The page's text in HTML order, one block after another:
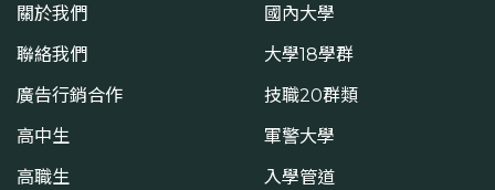
關於我們
聯絡我們
廣告行銷合作
高中生
高職生
國內大學
大學18學群
技職20群類
軍警大學
入學管道